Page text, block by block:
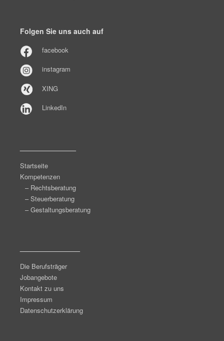
Folgen Sie uns auch auf
facebook
instagram
XING
LinkedIn
Startseite
Kompetenzen
– Rechtsberatung
– Steuerberatung
– Gestaltungsberatung
Die Berufsträger
Jobangebote
Kontakt zu uns
Impressum
Datenschutzerklärung